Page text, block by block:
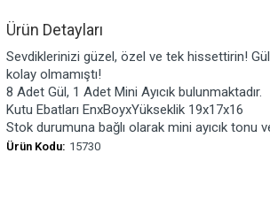
Ürün Detayları
Sevdiklerinizi güzel, özel ve tek hissettirin!
kolay olmamıştı!
8 Adet Gül, 1 Adet Mini Ayıcık bulunmaktadır.
Kutu Ebatları EnxBoyxYükseklik 19x17x16
Stok durumuna bağlı olarak mini ayıcık tonu
Ürün Kodu: 15730